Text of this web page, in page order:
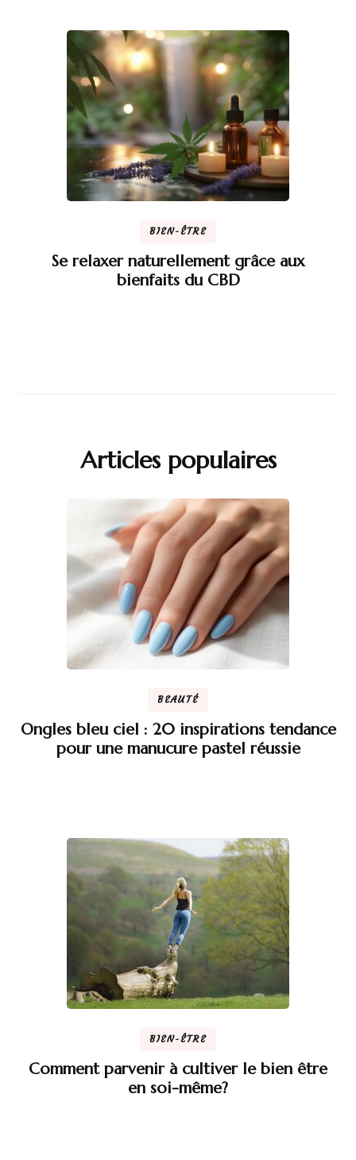
BIEN-ÊTRE
Se relaxer naturellement grâce aux
bienfaits du CBD
Articles populaires
BEAUTÉ
Ongles bleu ciel : 20 inspirations tendance
pour une manucure pastel réussie
BIEN-ÊTRE
Comment parvenir à cultiver le bien être
en soi-même?